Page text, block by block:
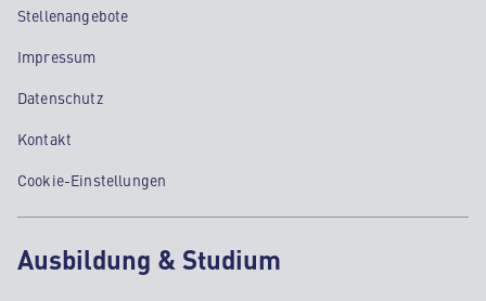
Stellenangebote
Impressum
Datenschutz
Kontakt
Cookie-Einstellungen
Ausbildung & Studium